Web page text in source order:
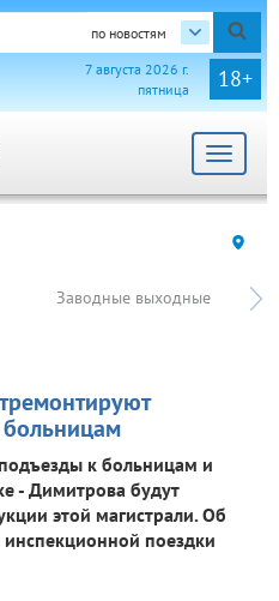
по новостям
18+
7 августа 2026 г.
пятница
Toggle
Заводные выходные
к больницам и
- Димитрова будут
этой магистрали. Об
инспекционной поездки